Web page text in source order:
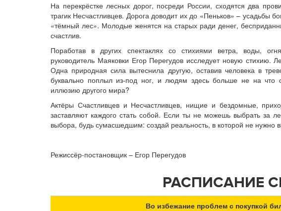
На перекрёстке лесных дорог, посреди России, сходятся два
трагик Несчастливцев. Дорога доводит их до «Пеньков» – усадьбы
«тёмный лес». Молодые женятся на старых ради денег,
счастлив.
Поработав в других спектаклях со стихиями ветра, воды,
руководитель Маяковки Егор Перегудов исследует новую стихию.
Одна природная сила вытеснила другую, оставив человека в
буквально поплыл из-под ног, и людям здесь больше не на что
иллюзию другого мира?
Актёры Счастливцев и Несчастливцев, нищие и бездомные,
заставляют каждого стать собой. Если ты не можешь выбрать за
выбора, будь сумасшедшим: создай реальность, в которой не нужно
Режиссёр-постановщик – Егор Перегудов
РАСПИСАНИЕ
Во избежание проблем с покупкой